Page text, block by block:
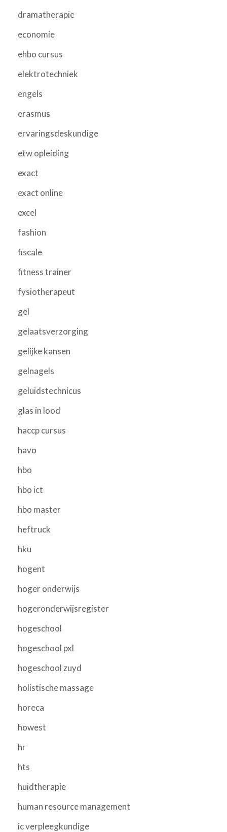
dramatherapie
economie
ehbo cursus
elektrotechniek
engels
erasmus
ervaringsdeskundige
etw opleiding
exact
exact online
excel
fashion
fiscale
fitness trainer
fysiotherapeut
gel
gelaatsverzorging
gelijke kansen
gelnagels
geluidstechnicus
glas in lood
haccp cursus
havo
hbo
hbo ict
hbo master
heftruck
hku
hogent
hoger onderwijs
hogeronderwijsregister
hogeschool
hogeschool pxl
hogeschool zuyd
holistische massage
horeca
howest
hr
hts
huidtherapie
human resource management
ic verpleegkundige